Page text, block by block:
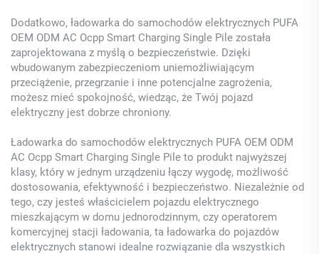
Dodatkowo, ładowarka do samochodów elektrycznych PUFA
OEM ODM AC Ocpp Smart Charging Single Pile została
zaprojektowana z myślą o bezpieczeństwie. Dzięki
wbudowanym zabezpieczeniom uniemożliwiającym
przeciążenie, przegrzanie i inne potencjalne zagrożenia,
możesz mieć spokojność, wiedząc, że Twój pojazd
elektryczny jest dobrze chroniony.
Ładowarka do samochodów elektrycznych PUFA OEM ODM
AC Ocpp Smart Charging Single Pile to produkt najwyższej
klasy, który w jednym urządzeniu łączy wygodę, możliwość
dostosowania, efektywność i bezpieczeństwo. Niezależnie od
tego, czy jesteś właścicielem pojazdu elektrycznego
mieszkającym w domu jednorodzinnym, czy operatorem
komercyjnej stacji ładowania, ta ładowarka do pojazdów
elektrycznych stanowi idealne rozwiązanie dla wszystkich